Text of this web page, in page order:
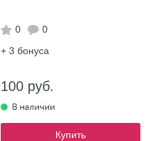
0
0
+ 3 бонуса
100 руб.
Купить